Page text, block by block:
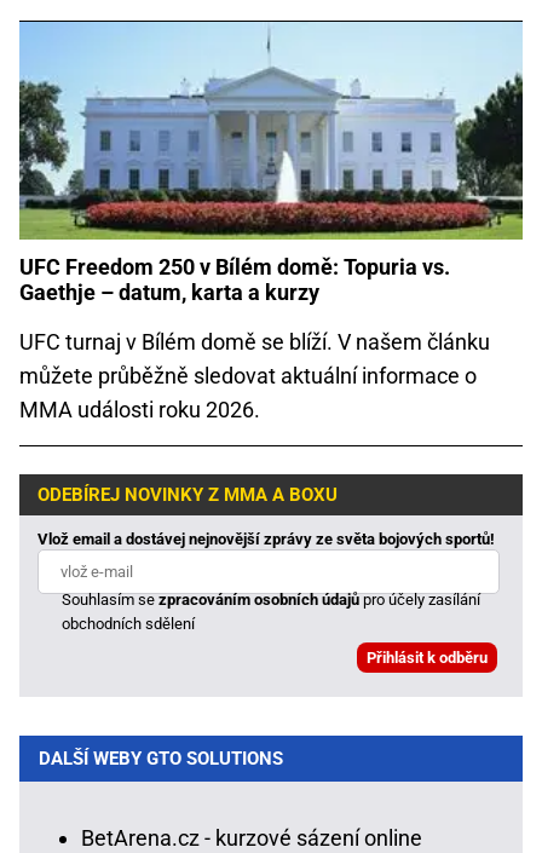
UFC Freedom 250 v Bílém domě: Topuria vs.
Gaethje – datum, karta a kurzy
UFC turnaj v Bílém domě se blíží. V našem článku
můžete průběžně sledovat aktuální informace o
MMA události roku 2026.
ODEBÍREJ NOVINKY Z MMA A BOXU
Vlož email a dostávej nejnovější zprávy ze světa bojových sportů!
Souhlasím sezpracováním osobních údajůpro účely zasílání
obchodních sdělení
DALŠÍ WEBY GTO SOLUTIONS
BetArena.cz - kurzové sázení online